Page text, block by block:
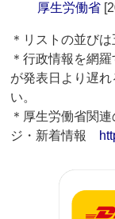
厚生労働省
＊リストの並びは
＊行政情報を網
が発表日より遅
い。
＊厚生労働省関
ジ・新着情報